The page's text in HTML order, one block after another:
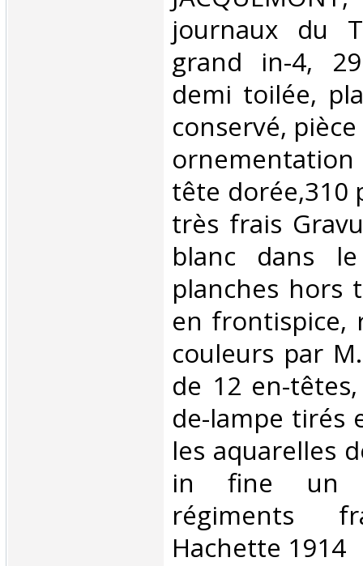
journaux du
grand in-4,
demi toilée,
conservé,
tête dorée,310
très frais
blanc dans
planches hors
en frontispice,
couleurs par
de 12 en-
de-lampe tirés
les aquarelles
in fine un
régiments
Hachette 1914‎